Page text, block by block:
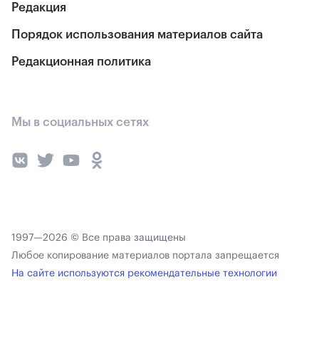
Редакция
Порядок использования материалов сайта
Редакционная политика
Мы в социальных сетях
1997—2026 © Все права защищены
Любое копирование материалов портала запрещается
На сайте используются рекомендательные технологии